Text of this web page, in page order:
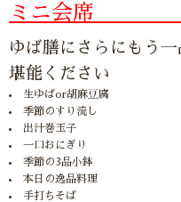
ミニ会
ゆば膳にさらにもう
堪能ください
生ゆばor胡麻豆腐
季節のすり流し
出汁巻玉子
一口おにぎり
季節の3品小鉢
本日の逸品料理
手打ちそば